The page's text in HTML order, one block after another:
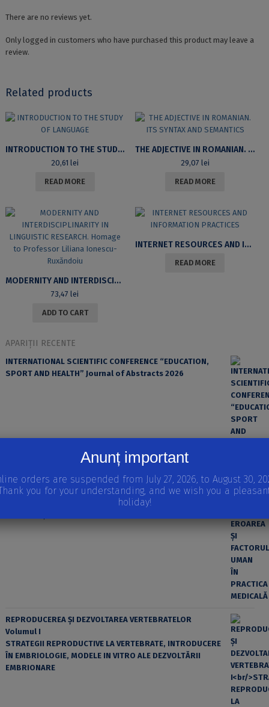
There are no reviews yet.
Only logged in customers who have purchased this product may leave a
review.
Related products
INTRODUCTION TO THE STUDY OF LANGUAGE
20,61lei
READ MORE
THE ADJECTIVE IN ROMANIAN. ITS SYNTAX AND SEMANTICS
29,07 lei
READ MORE
MODERNITY AND INTERDISCIPLINARITY IN LINGUISTIC RESEARCH. HOMAGE TO PROFESSOR LILIANA IONESCU-RUXĂNDOIU
73,47lei
ADD TO CART
INTERNET RESOURCES AND INFORMATION PRACTICES
READ MORE
APARIȚII RECENTE
INTERNATIONAL SCIENTIFIC CONFERENCE “EDUCATION,
SPORT AND HEALTH” Journal of Abstracts 2026
REPRODUCEREA ȘI DEZVOLTAREA VERTEBRATELOR
Volumul I
STRATEGII REPRODUCTIVE LA VERTEBRATE, INTRODUCERE
ÎN EMBRIOLOGIE, MODELE IN VITRO ALE DEZVOLTĂRII
EMBRIONARE
Anunț important
orders are suspended from July 27, 2026, to August 30,
you for your understanding, and we wish you a
holiday!